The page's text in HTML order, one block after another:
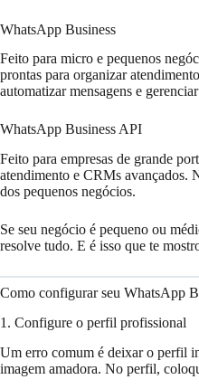
WhatsApp Business
Feito para micro e pequenos
prontas para organizar
automatizar mensagens e
WhatsApp Business API
Feito para empresas de grande
atendimento e CRMs avançados.
dos pequenos negócios.
Se seu negócio é pequeno ou
resolve tudo. E é isso que te
Como configurar seu WhatsApp
1. Configure o perfil profissional
Um erro comum é deixar o perfil
imagem amadora. No perfil,